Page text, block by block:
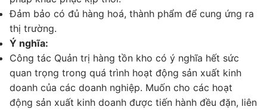
Đảm bảo có đủ hàng hoá, thành phẩm để cung ứng ra
thị trường.
Ý nghĩa:
Công tác Quản trị hàng tồn kho có ý nghĩa hết sức
quan trọng trong quá trình hoạt động sản xuất kinh
doanh của các doanh nghiệp. Muốn cho các hoạt
động sản xuất kinh doanh được tiến hành đều đặn, liên